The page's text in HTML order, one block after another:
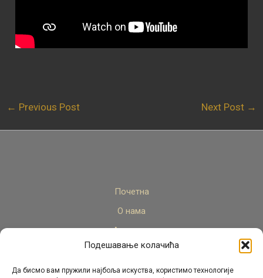
Подешавање колачића
Да бисмо вам пружили најбоља искуства, користимо технологије
← Previous Post Next Post →
Почетна
О нама
Актуелно
Стручни кадар
Пројекти